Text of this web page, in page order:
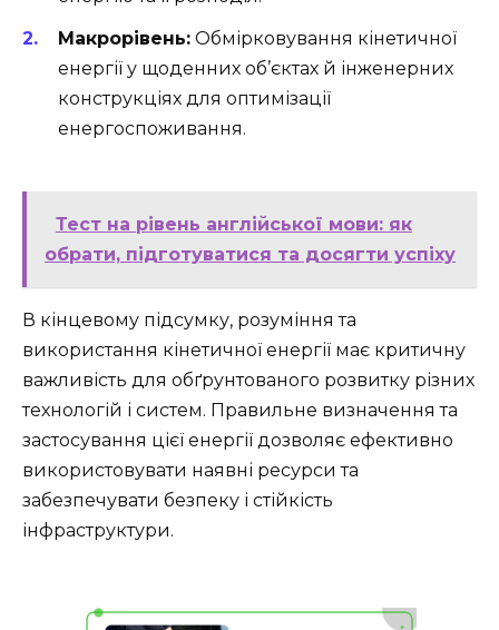
Макрорівень: Обмірковування кінетичної
енергії у щоденних об’єктах й інженерних
конструкціях для оптимізації
енергоспоживання.
Тест на рівень англійської мови: як
обрати, підготуватися та досягти успіху
В кінцевому підсумку, розуміння та
використання кінетичної енергії має критичну
важливість для обґрунтованого розвитку різних
технологій і систем. Правильне визначення та
застосування цієї енергії дозволяє ефективно
використовувати наявні ресурси та
забезпечувати безпеку і стійкість
інфраструктури.